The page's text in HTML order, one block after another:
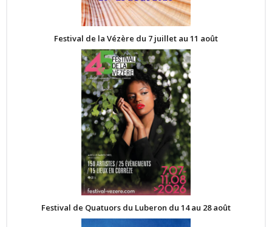
Festival de la Vézère du 7 juillet au 11 août
Festival de Quatuors du Luberon du 14 au 28 août